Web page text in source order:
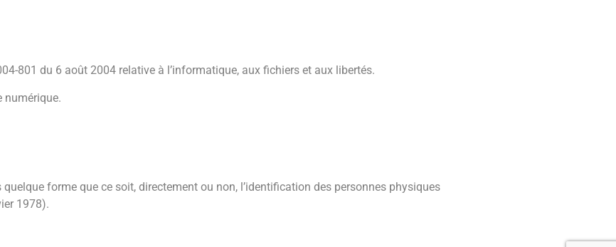
801 du 6 août 2004 relative à l’informatique, aux fichiers et aux libertés.
numérique.
forme que ce soit, directement ou non, l’identification des personnes physiques
1978).